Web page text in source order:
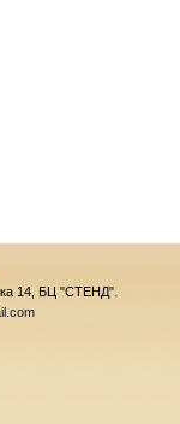
14, БЦ "СТЕНД".